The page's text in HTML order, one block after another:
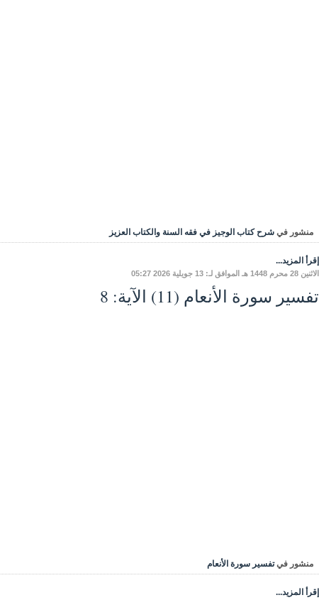
منشور في شرح كتاب الوجيز في فقه السنة والكتاب العزيز
إقرأ المزيد...
الاثنين 28 محرم 1448 هـ الموافق لـ: 13 جويلية 2026 05:27
تفسير سورة الأنعام (11) الآية: 8
منشور في تفسير سورة الأنعام
إقرأ المزيد...